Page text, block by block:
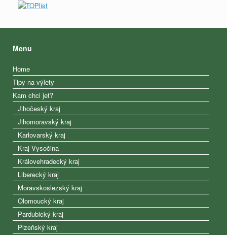
Menu
Home
Tipy na výlety
Kam chci jet?
Jihočeský kraj
Jihomoravský kraj
Karlovarský kraj
Kraj Vysočina
Královehradecký kraj
Liberecký kraj
Moravskoslezský kraj
Olomoucký kraj
Pardubický kraj
Plzeňský kraj